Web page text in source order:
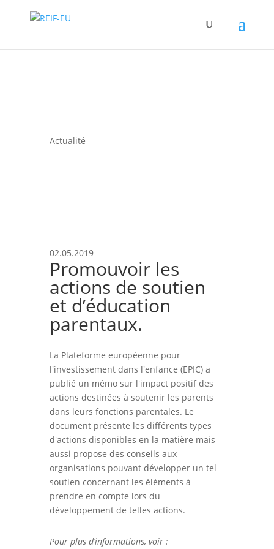
Actualité
02.05.2019
Promouvoir les
actions de soutien
et d’éducation
parentaux.
La Plateforme européenne pour
l'investissement dans l'enfance (EPIC) a
publié un mémo sur l'impact positif des
actions destinées à soutenir les parents
dans leurs fonctions parentales. Le
document présente les différents types
d'actions disponibles en la matière mais
aussi propose des conseils aux
organisations pouvant développer un tel
soutien concernant les éléments à
prendre en compte lors du
développement de telles actions.
Pour plus d’informations, voir :